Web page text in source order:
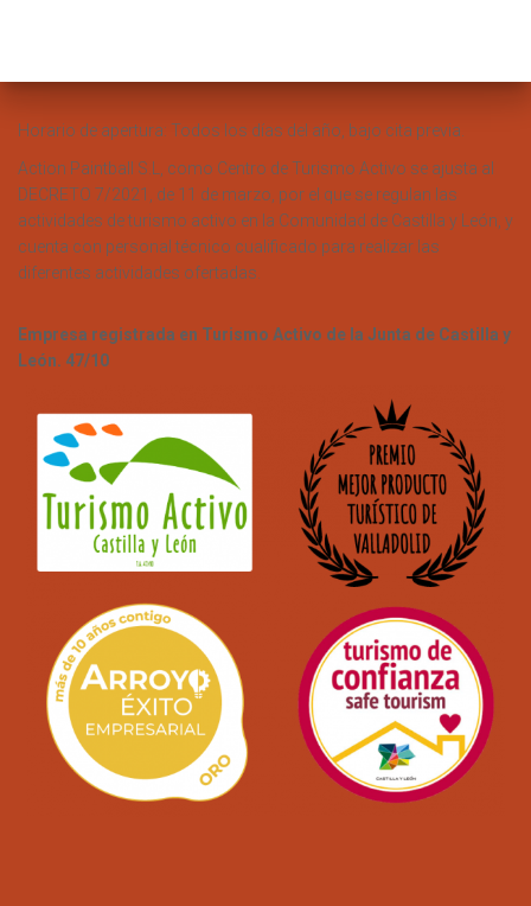
Horario de apertura: Todos los días del año, bajo cita previa.
Action Paintball S.L, como Centro de Turismo Activo se ajusta al
DECRETO 7/2021, de 11 de marzo, por el que se regulan las
actividades de turismo activo en la Comunidad de Castilla y León, y
cuenta con personal técnico cualificado para realizar las
diferentes actividades ofertadas.
Empresa registrada en Turismo Activo de la Junta de Castilla y
León. 47/10